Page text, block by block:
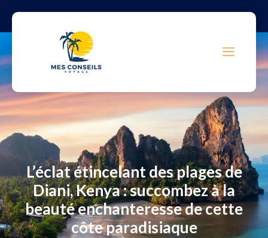
L’éclat étincelant des plages de
Diani, Kenya : succombez à la
beauté enchanteresse de cette
côte paradisiaque